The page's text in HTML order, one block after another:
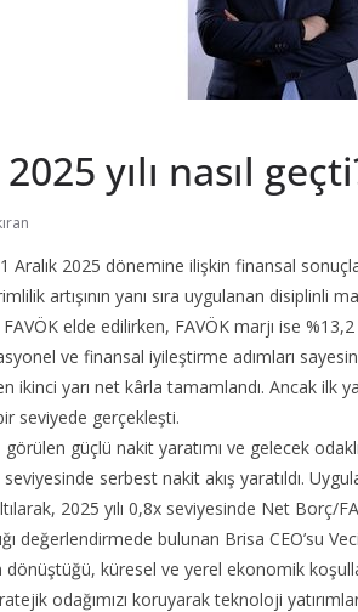
yılı nasıl
Aralık 2025 dönemine ilişkin finansal
artışının yanı sıra uygulanan disiplinli
elde edilirken, FAVÖK marjı ise %13,2
ve finansal iyileştirme adımları
ikinci yarı net kârla tamamlandı. Ancak ilk
seviyede gerçekleşti.
güçlü nakit yaratımı ve gelecek
serbest nakit akış yaratıldı.
2025 yılı 0,8x seviyesinde Net Borç/
değerlendirmede bulunan Brisa CEO’su
küresel ve yerel ekonomik
odağımızı koruyarak teknoloji